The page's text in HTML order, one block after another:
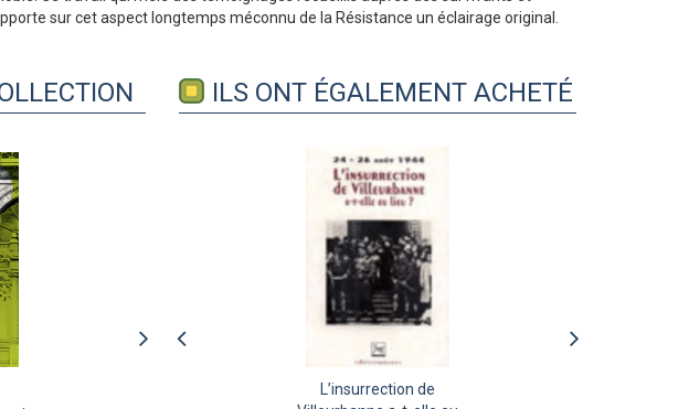
sur cet aspect longtemps méconnu de la Résistance un éclairage original.
Francs-tireurs et
Maquisards du Vercors
ILS ONT ÉGALEMENT ACHETÉ
L’insurrection de